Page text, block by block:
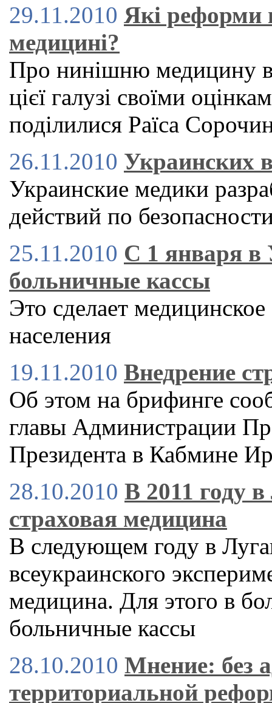
29.11.2010 Які реформи
медицині?
Про нинішню медицину в
цієї галузі своїми
поділилися Раїса
26.11.2010 Украинских
Украинские медики
действий по
25.11.2010 С 1 января в
больничные кассы
Это сделает
населения
19.11.2010 Внедрение
Об этом на брифинге
главы Администрации
Президента в Кабмине
28.10.2010 В 2011 году в
страховая медицина
В следующем году в
всеукраинского
медицина. Для этого в
больничные кассы
28.10.2010 Мнение: без
территориальной